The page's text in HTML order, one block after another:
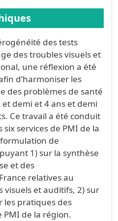
des tests
des troubles visuels et
une réflexion a été
d’harmoniser les
des problèmes de santé
demi et 4 ans et demi
Ce travail a été conduit
services de PMI de la
de
1) sur la synthèse
et des
relatives au
visuels et auditifs, 2) sur
les pratiques des
de la région.